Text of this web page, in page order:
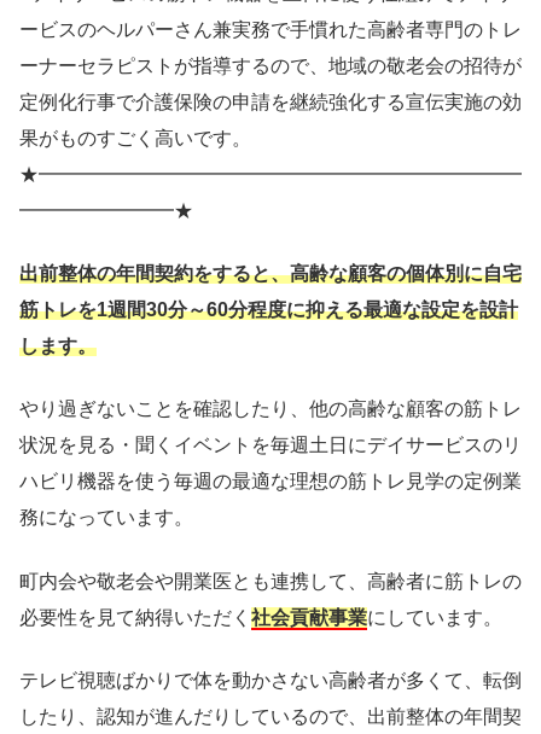
ービスのヘルパーさん兼実務で手慣れた高齢者専門のトレ
ーナーセラピストが指導するので、地域の敬老会の招待が
定例化行事で介護保険の申請を継続強化する宣伝実施の効
果がものすごく高いです。
★━━━━━━━━━━━━━━━━━━━━━━━━━
━━━━━━━━★
出前整体の年間契約をすると、高齢な顧客の個体別に自宅
筋トレを1週間30分～60分程度に抑える最適な設定を設計
します。
やり過ぎないことを確認したり、他の高齢な顧客の筋トレ
状況を見る・聞くイベントを毎週土日にデイサービスのリ
ハビリ機器を使う毎週の最適な理想の筋トレ見学の定例業
務になっています。
町内会や敬老会や開業医とも連携して、高齢者に筋トレの
必要性を見て納得いただく 社会貢献事業にしています。
テレビ視聴ばかりで体を動かさない高齢者が多くて、転倒
したり、認知が進んだりしているので、出前整体の年間契